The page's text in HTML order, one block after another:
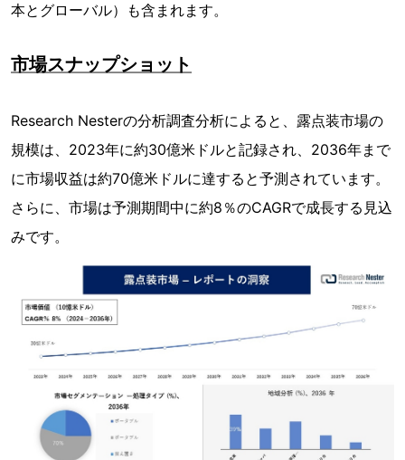
本とグローバル）も含まれます。
市場スナップショット
Research Nesterの分析調査分析によると、露点装市場の
規模は、2023年に約30億米ドルと記録され、2036年まで
に市場収益は約70億米ドルに達すると予測されています。
さらに、市場は予測期間中に約8％のCAGRで成長する見込
みです。